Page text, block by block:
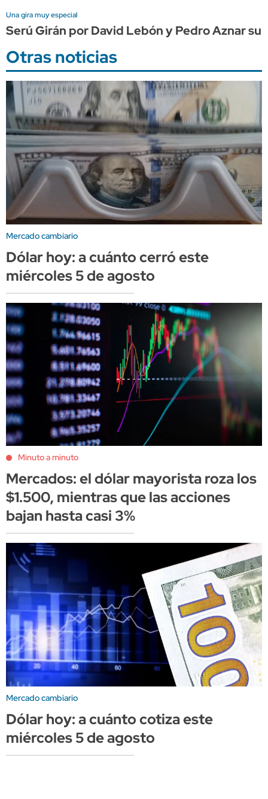
Una gira muy especial
Serú Girán por David Lebón y Pedro Aznar
Otras noticias
Mercado cambiario
Dólar hoy: a cuánto cerró este
miércoles 5 de agosto
Minuto a minuto
Mercados: el dólar mayorista roza los
$1.500, mientras que las acciones
bajan hasta casi 3%
Mercado cambiario
Dólar hoy: a cuánto cotiza este
miércoles 5 de agosto